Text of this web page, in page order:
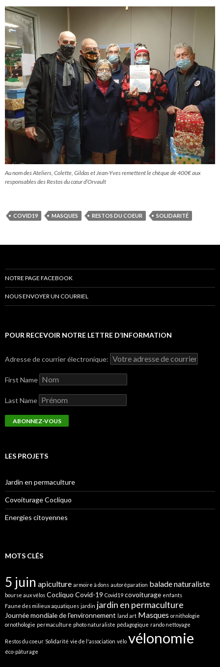
Au nom des Ateliers, Colette, Gildas et Jean-Yves remettent le chèque de 400€ aux
responsables des Restos du cœur d’Orvault
COVID19 MASQUES RESTOS DU COEUR SOLIDARITÉ
NOTRE PAGE FACEBOOK
NOUS ENVOYER UN COURRIEL
POUR RECEVOIR NOTRE LETTRE D’INFORMATION
Adresse de courrier électronique:
First Name
Last Name
LES PROJETS
Jardin en permaculture
Covoiturage Cocliquo
Energies citoyennes
MOTS CLÉS
5 juin apiculture armoire à dons autoréparation balade naturaliste
bourse aux vélos Cocliquo Covid-19 Covid19 covoiturage enfants
Faune des milieux aquatiques jardin jardin en permaculture
Journée mondiale de l'environnement land art Masques ornithologie
ornothologie permaculture photo naturaliste pédagogique rando nettoyage
Restos du coeur Solidarité vie de l'association vélo vélonomie
éco-pâturage